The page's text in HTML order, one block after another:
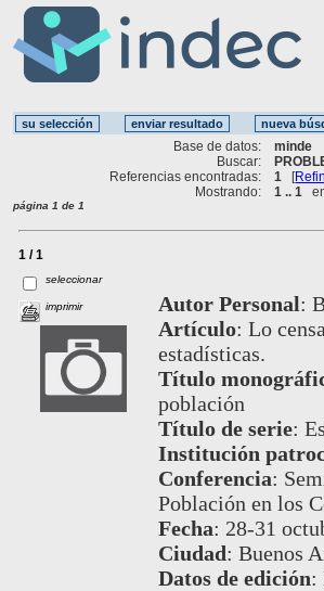
Base de datos:
minde
Buscar:
Referencias encontradas:
1 [
Mostrando:
1 .. 1
página 1 de 1
1 / 1
seleccionar
imprimir Autor Personal:
Artículo: Lo
estadísticas.
Título
población
Título de serie:
Institución
Conferencia:
Población en los
Fecha: 28-31
Ciudad: Buenos
Datos de edición: